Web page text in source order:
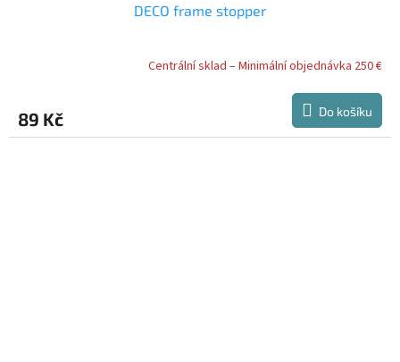
DECO frame stopper
Centrální sklad – Minimální objednávka 250 €
89 Kč Do košíku